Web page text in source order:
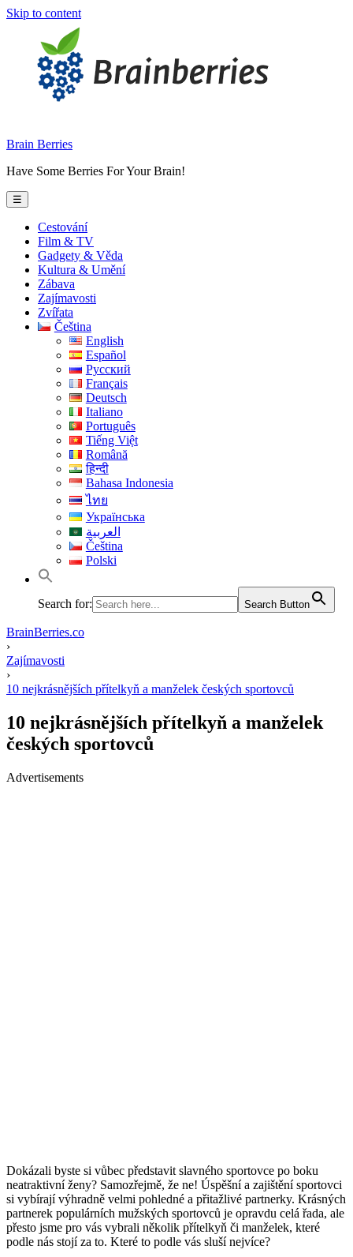
Skip to content
Brain Berries
Have Some Berries For Your Brain!
☰
Cestování
Film & TV
Gadgety & Věda
Kultura & Umění
Zábava
Zajímavosti
Zvířata
Čeština
English
Español
Русский
Français
Deutsch
Italiano
Português
Tiếng Việt
Română
हिन्दी
Bahasa Indonesia
ไทย
Українська
العربية
Čeština
Polski
Search for: Search Button
BrainBerries.co
›
Zajímavosti
›
10 nejkrásnějších přítelkyň a manželek českých sportovců
10 nejkrásnějších přítelkyň a manželek
českých sportovců
Advertisements
Dokázali byste si vůbec představit slavného sportovce po boku
neatraktivní ženy? Samozřejmě, že ne! Úspěšní a zajištění sportovci
si vybírají výhradně velmi pohledné a přitažlivé partnerky. Krásných
partnerek populárních mužských sportovců je opravdu celá řada, ale
přesto jsme pro vás vybrali několik přítelkyň či manželek, které
podle nás stojí za to. Které to podle vás sluší nejvíce?